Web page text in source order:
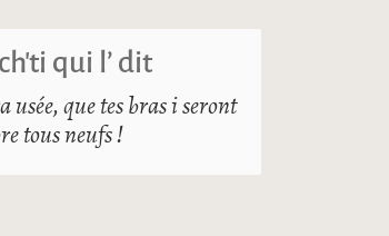
qui l’ dit
usée, que tes bras i seront
tous neufs !